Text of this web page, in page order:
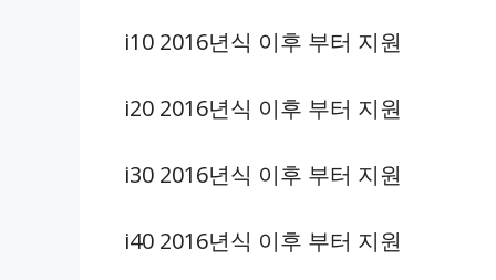
i10 2016년식 이후 부터 지원
i20 2016년식 이후 부터 지원
i30 2016년식 이후 부터 지원
i40 2016년식 이후 부터 지원